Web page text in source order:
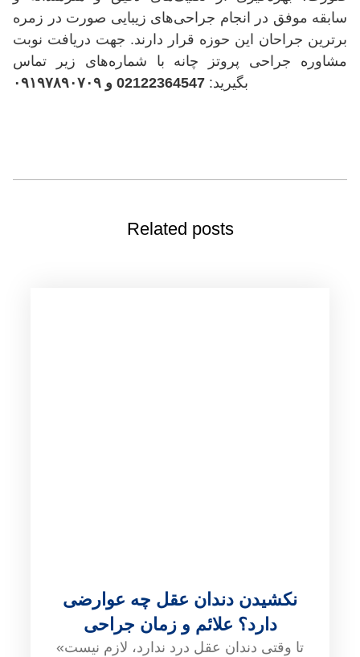
سابقه موفق در انجام جراحی‌های زیبایی صورت در زمره
برترین جراحان این حوزه قرار دارند. جهت دریافت نوبت
مشاوره جراحی پروتز چانه با شماره‌های زیر تماس
بگیرید: 02122364547 و ۰۹۱۹۷۸۹۰۷۰۹
Related posts
نکشیدن دندان عقل چه عوارضی
دارد؟ علائم و زمان جراحی
«تا وقتی دندان عقل درد ندارد، لازم نیست